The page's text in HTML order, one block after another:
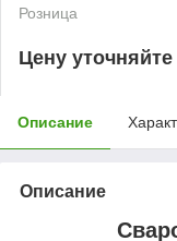
Розница
Цену уточняйте
Описание
Описание